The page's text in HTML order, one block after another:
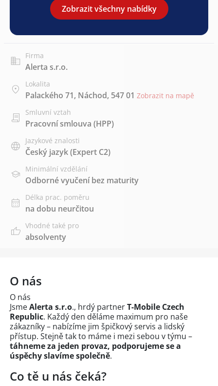
Zobrazit všechny nabídky
Firma
Alerta s.r.o.
Lokalita
Palackého 71, Náchod, 547 01 Zobrazit na mapě
Smluvní vztah
Pracovní smlouva (HPP)
Jazykové znalosti
Český jazyk(Expert C2)
Minimální vzdělání
Odborné vyučení bez maturity
Délka prac. poměru
na dobu neurčitou
Vhodné také pro
absolventy
O nás
O nás
JsmeAlerta s.r.o., hrdý partnerT-Mobile Czech
Republic. Každý den děláme maximum pro naše
zákazníky – nabízíme jim špičkový servis a lidský
přístup. Stejně tak to máme i mezi sebou v týmu –
táhneme za jeden provaz, podporujeme se a
úspěchy slavíme společně.
Co tě u nás čeká?